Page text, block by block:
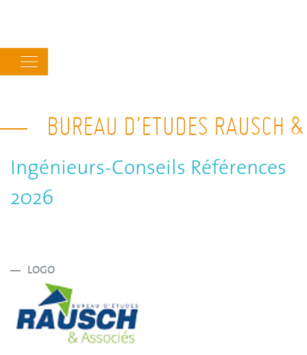
navigation
BUREAU D’ETUDES
Ingénieurs-Conseils Références
2026
LOGO